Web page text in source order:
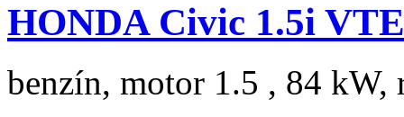
HONDA Civic 1.5i
benzín, motor 1.5 , 84 kW,